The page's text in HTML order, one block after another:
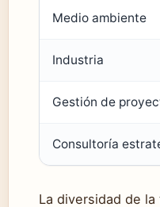
Medio ambiente
Industria
Gestión de
Consultoría
La diversidad de